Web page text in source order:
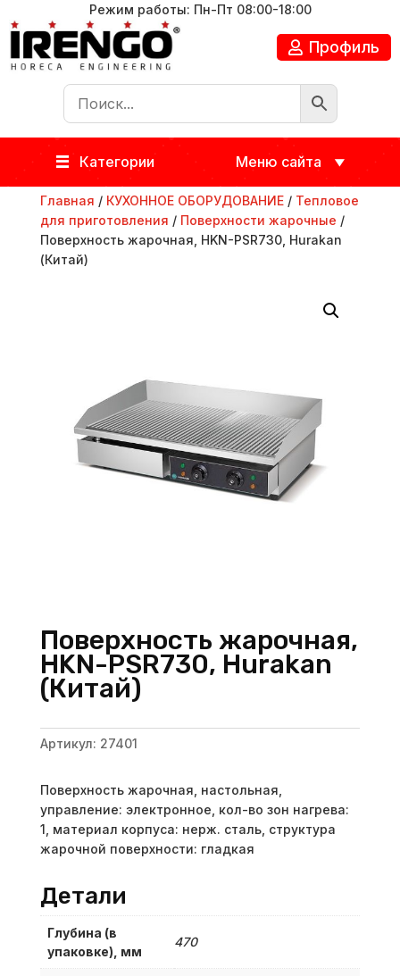
Режим работы: Пн-Пт 08:00-18:00
Профиль
Категории Меню сайта
Главная / КУХОННОЕ ОБОРУДОВАНИЕ/ Тепловое
для приготовления / Поверхности жарочные /
Поверхность жарочная, HKN-PSR730, Hurakan
(Китай)
Поверхность жарочная,
HKN-PSR730, Hurakan
(Китай)
Артикул: 27401
Поверхность жарочная, настольная,
управление: электронное, кол-во зон нагрева:
1, материал корпуса: нерж. сталь, структура
жарочной поверхности: гладкая
Детали
Глубина (в
упаковке), мм
470